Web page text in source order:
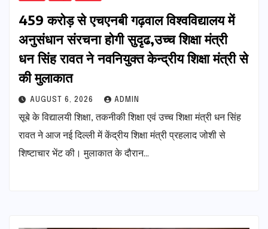
459 करोड़ से एचएनबी गढ़वाल विश्वविद्यालय में
अनुसंधान संरचना होगी सुदृढ,उच्च शिक्षा मंत्री
धन सिंह रावत ने नवनियुक्त केन्द्रीय शिक्षा मंत्री से
की मुलाकात
AUGUST 6, 2026 ADMIN
सूबे के विद्यालयी शिक्षा, तकनीकी शिक्षा एवं उच्च शिक्षा मंत्री धन सिंह
रावत ने आज नई दिल्ली में केंद्रीय शिक्षा मंत्री प्रहलाद जोशी से
शिष्टाचार भेंट की। मुलाकात के दौरान…